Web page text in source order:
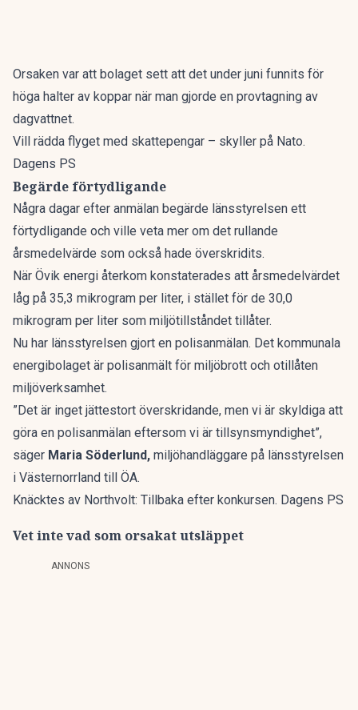
Orsaken var att bolaget sett att det under juni funnits för
höga halter av koppar när man gjorde en provtagning av
dagvattnet.
Vill rädda flyget med skattepengar – skyller på Nato.
Dagens PS
Begärde förtydligande
Några dagar efter anmälan begärde länsstyrelsen ett
förtydligande och ville veta mer om det rullande
årsmedelvärde som också hade överskridits.
När Övik energi återkom konstaterades att årsmedelvärdet
låg på 35,3 mikrogram per liter, i stället för de 30,0
mikrogram per liter som miljötillståndet tillåter.
Nu har länsstyrelsen gjort en polisanmälan. Det kommunala
energibolaget är polisanmält för miljöbrott och otillåten
miljöverksamhet.
”Det är inget jättestort överskridande, men vi är skyldiga att
göra en polisanmälan eftersom vi är tillsynsmyndighet”,
säger Maria Söderlund, miljöhandläggare på länsstyrelsen
i Västernorrland till ÖA.
Knäcktes av Northvolt: Tillbaka efter konkursen. Dagens PS
Vet inte vad som orsakat utsläppet
ANNONS